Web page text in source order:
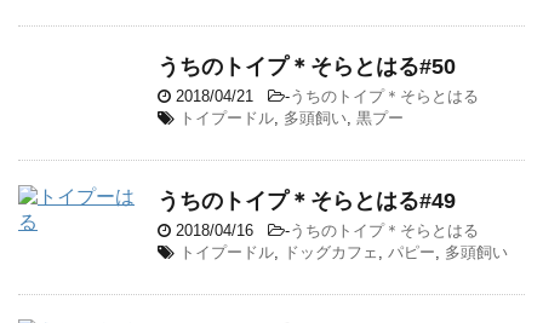
うちのトイプ＊そらとはる#50
2018/04/21 -うちのトイプ＊そらとはる
トイプードル 多頭飼い 黒プー
うちのトイプ＊そらとはる#49
2018/04/16 -うちのトイプ＊そらとはる
トイプードル
ドッグカフェ パピー 多頭飼い